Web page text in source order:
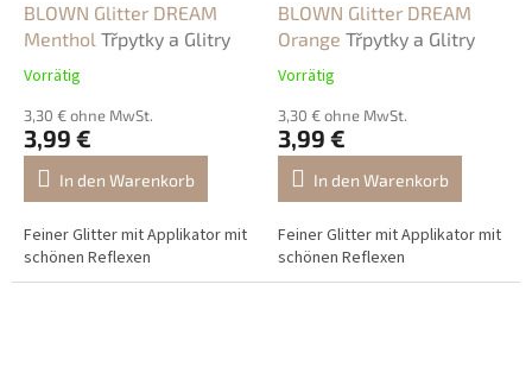
BLOWN Glitter DREAM
Menthol Třpytky a Glitry
Vorrätig
3,30 € ohne MwSt.
3,99 €
In den Warenkorb
Feiner Glitter mit Applikator mit
schönen Reflexen
BLOWN Glitter DREAM
Orange Třpytky a Glitry
Vorrätig
3,30 € ohne MwSt.
3,99 €
In den Warenkorb
Feiner Glitter mit Applikator mit
schönen Reflexen